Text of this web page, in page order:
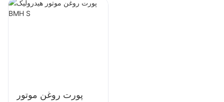
پورت روغن موتور